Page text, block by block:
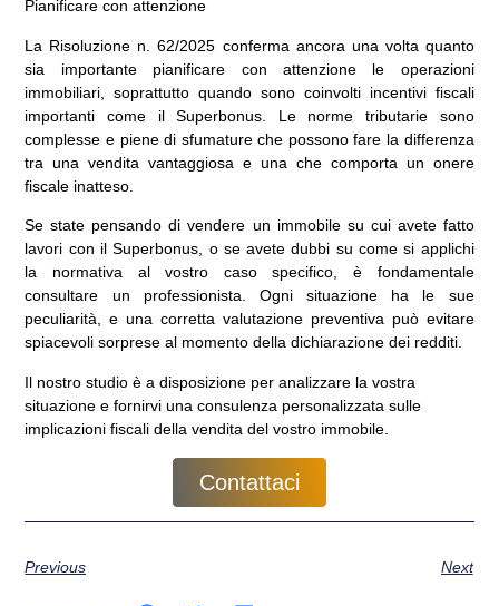
Pianificare con attenzione
La Risoluzione n. 62/2025 conferma ancora una volta quanto
sia importante pianificare con attenzione le operazioni
immobiliari, soprattutto quando sono coinvolti incentivi fiscali
importanti come il Superbonus. Le norme tributarie sono
complesse e piene di sfumature che possono fare la differenza
tra una vendita vantaggiosa e una che comporta un onere
fiscale inatteso.
Se state pensando di vendere un immobile su cui avete fatto
lavori con il Superbonus, o se avete dubbi su come si applichi
la normativa al vostro caso specifico, è fondamentale
consultare un professionista. Ogni situazione ha le sue
peculiarità, e una corretta valutazione preventiva può evitare
spiacevoli sorprese al momento della dichiarazione dei redditi.
Il nostro studio è a disposizione per analizzare la vostra
situazione e fornirvi una consulenza personalizzata sulle
implicazioni fiscali della vendita del vostro immobile.
Contattaci
Previous Next